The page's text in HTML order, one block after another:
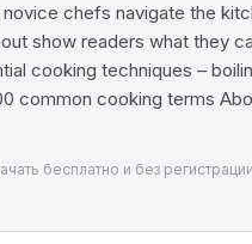
chefs navigate the
show readers what they
cooking techniques –
common cooking terms
бесплатно и без